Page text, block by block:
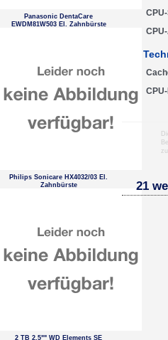
Panasonic DentaCare
EWDM81W503 El. Zahnbürste
Philips Sonicare HX4032/03 El.
Zahnbürste
2 TB 2,5"" WD Elements SE
21